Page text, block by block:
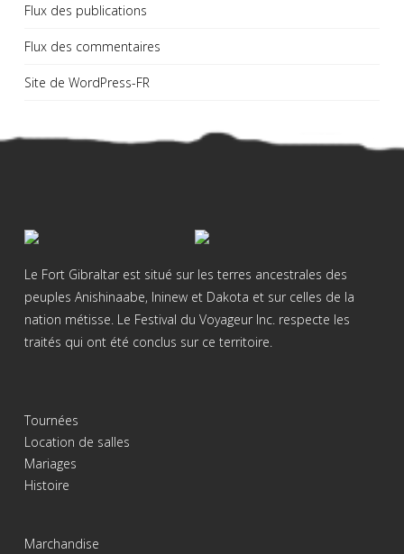
Flux des publications
Flux des commentaires
Site de WordPress-FR
Le Fort Gibraltar est situé sur les terres ancestrales des
peuples Anishinaabe, Ininew et Dakota et sur celles de la
nation métisse. Le Festival du Voyageur Inc. respecte les
traités qui ont été conclus sur ce territoire.
Tournées
Location de salles
Mariages
Histoire
Marchandise